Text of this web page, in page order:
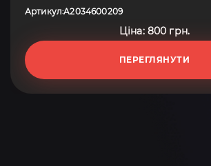
Артикул:A2034600209
Ціна: 800 грн.
ПЕРЕГЛЯНУТИ